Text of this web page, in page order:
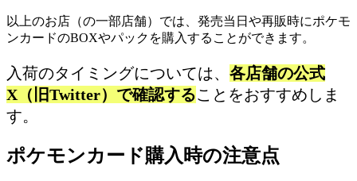
以上のお店（の一部店舗）では、発売当日や再販時にポケモ
ンカードのBOXやパックを購入することができます。
入荷のタイミングについては、 各店舗の公式
X（旧Twitter）で確認することをおすすめしま
す。
ポケモンカード購入時の注意点